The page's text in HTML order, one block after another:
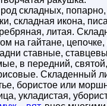
род складных,
складная икона,
литая.
на гайтане,
ставные,
в передний, святой,
Складенный
бористое или
укладистая,